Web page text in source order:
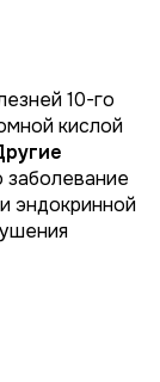
10-го
кислой
заболевание
эндокринной